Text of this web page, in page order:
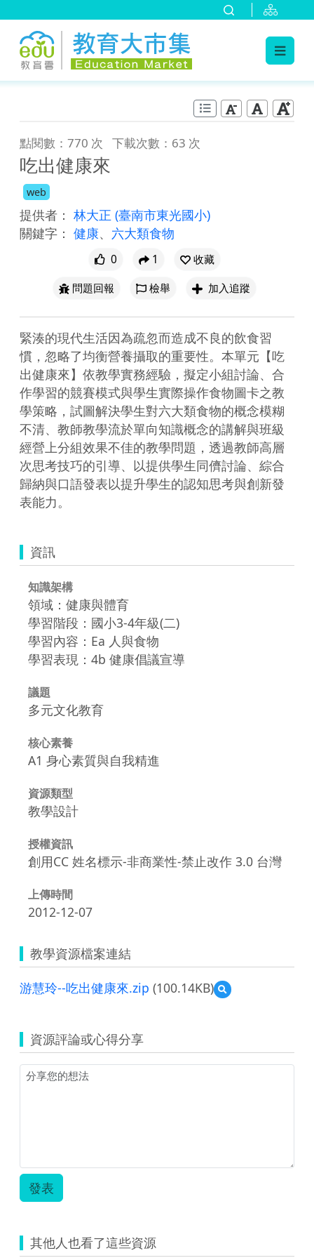
點閱數：770 次 下載次數：63 次
吃出健康來
web
提供者： 林大正 (臺南市東光國小)
關鍵字： 健康、 六大類食物
0 1
收藏
問題回報
檢舉 加入追蹤
緊湊的現代生活因為疏忽而造成不良的飲食習
慣，忽略了均衡營養攝取的重要性。本單元【吃
出健康來】依教學實務經驗，擬定小組討論、合
作學習的競賽模式與學生實際操作食物圖卡之教
學策略，試圖解決學生對六大類食物的概念模糊
不清、教師教學流於單向知識概念的講解與班級
經營上分組效果不佳的教學問題，透過教師高層
次思考技巧的引導、以提供學生同儕討論、綜合
歸納與口語發表以提升學生的認知思考與創新發
表能力。
資訊
知識架構
領域：健康與體育
學習階段：國小3-4年級(二)
學習內容：Ea 人與食物
學習表現：4b 健康倡議宣導
議題
多元文化教育
核心素養
A1 身心素質與自我精進
資源類型
教學設計
授權資訊
創用CC 姓名標示-非商業性-禁止改作 3.0 台灣
上傳時間
2012-12-07
教學資源檔案連結
游慧玲--吃出健康來.zip (100.14KB)
預
覽
-
吃
資源評論或心得分享
發表
其他人也看了這些資源